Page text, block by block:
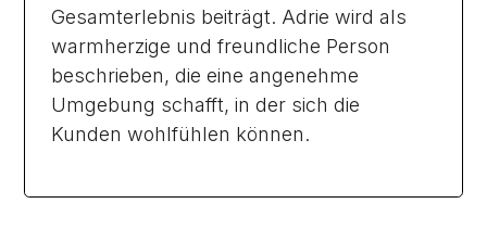
Gesamterlebnis beiträgt. Adrie wird als
warmherzige und freundliche Person
beschrieben, die eine angenehme
Umgebung schafft, in der sich die
Kunden wohlfühlen können.